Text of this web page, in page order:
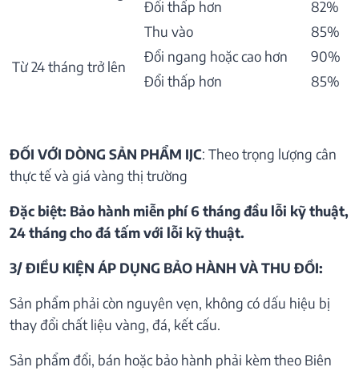
Đổi thấp hơn
82%
Từ 24 tháng trở lên
Thu vào
85%
Đổi ngang hoặc cao hơn
90%
Đổi thấp hơn
85%
ĐỐI VỚI DÒNG SẢN PHẨM IJC: Theo trọng lượng cân
thực tế và giá vàng thị trường
Đặc biệt: Bảo hành miễn phí 6 tháng đầu lỗi kỹ thuật,
24 tháng cho đá tấm với lỗi kỹ thuật.
3/ ĐIỀU KIỆN ÁP DỤNG BẢO HÀNH VÀ THU ĐỒI:
Sản phẩm phải còn nguyên vẹn, không có dấu hiệu bị
thay đổi chất liệu vàng, đá, kết cấu.
Sản phẩm đổi, bán hoặc bảo hành phải kèm theo Biên